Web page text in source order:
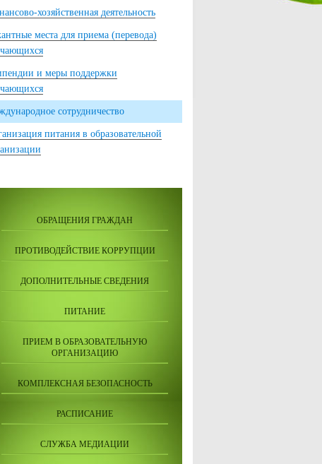
хозяйственная деятельность
места для приема (перевода)
и меры поддержки
сотрудничество
питания в образовательной
ОБРАЩЕНИЯ ГРАЖДАН
ПРОТИВОДЕЙСТВИЕ КОРРУПЦИИ
ДОПОЛНИТЕЛЬНЫЕ СВЕДЕНИЯ
ПИТАНИЕ
ПРИЕМ В ОБРАЗОВАТЕЛЬНУЮ
ОРГАНИЗАЦИЮ
КОМПЛЕКСНАЯ БЕЗОПАСНОСТЬ
РАСПИСАНИЕ
СЛУЖБА МЕДИАЦИИ